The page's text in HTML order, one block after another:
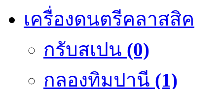
เครื่องดนตรีคลาสสิค
กรับสเปน (0)
กลองทิมปานี (1)